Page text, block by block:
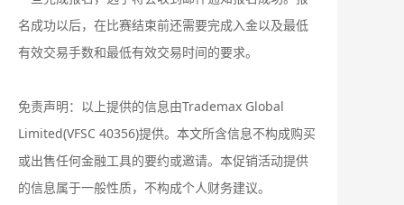
名成功以后，在比赛结束前还需要完成入金以及最低
有效交易手数和最低有效交易时间的要求。
免责声明：以上提供的信息由Trademax Global
Limited(VFSC 40356)提供。本文所含信息不构成购买
或出售任何金融工具的要约或邀请。本促销活动提供
的信息属于一般性质，不构成个人财务建议。